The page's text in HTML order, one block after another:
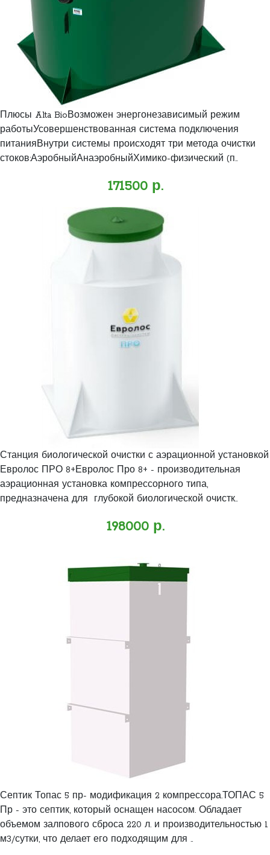
Плюсы Alta BioВозможен энергонезависимый режим
работыУсовершенствованная система подключения
питанияВнутри системы происходят три метода очистки
стоков:АэробныйАнаэробныйХимико-физический (п..
171500 р.
Станция биологической очистки с аэрационной установкой
Евролос ПРО 8+Евролос Про 8+ - производительная
аэрационная установка компрессорного типа,
предназначена для глубокой биологической очистк..
198000 р.
Септик Топас 5 пр- модификация 2 компрессора.ТОПАС 5
Пр - это септик, который оснащен насосом. Обладает
объемом залпового сброса 220 л. и производительностью 1
м3/сутки, что делает его подходящим для ..